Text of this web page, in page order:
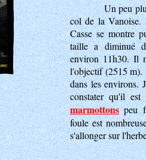
Un peu
col de la Vanoise.
Casse se montre
taille a diminué
environ 11h30. Il
l'objectif (2515 m).
dans les environs.
constater qu'il
marmottonspeu
foule est
s'allonger sur